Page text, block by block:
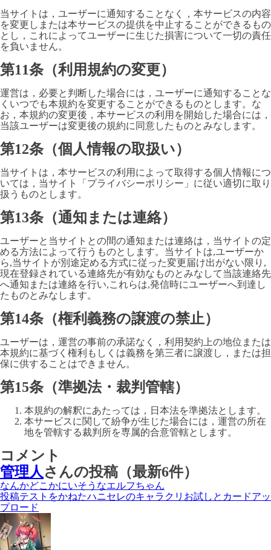
当サイトは，ユーザーに通知することなく，本サービスの内容
を変更しまたは本サービスの提供を中止することができるもの
とし，これによってユーザーに生じた損害について一切の責任
を負いません。
第11条（利用規約の変更）
運営は，必要と判断した場合には，ユーザーに通知することな
くいつでも本規約を変更することができるものとします。な
お，本規約の変更後，本サービスの利用を開始した場合には，
当該ユーザーは変更後の規約に同意したものとみなします。
第12条（個人情報の取扱い）
当サイトは，本サービスの利用によって取得する個人情報につ
いては，当サイト「プライバシーポリシー」に従い適切に取り
扱うものとします。
第13条（通知または連絡）
ユーザーと当サイトとの間の通知または連絡は，当サイトの定
める方法によって行うものとします。当サイトは,ユーザーか
ら,当サイトが別途定める方式に従った変更届け出がない限り,
現在登録されている連絡先が有効なものとみなして当該連絡先
へ通知または連絡を行い,これらは,発信時にユーザーへ到達し
たものとみなします。
第14条（権利義務の譲渡の禁止）
ユーザーは，運営の事前の承諾なく，利用契約上の地位または
本規約に基づく権利もしくは義務を第三者に譲渡し，または担
保に供することはできません。
第15条（準拠法・裁判管轄）
本規約の解釈にあたっては，日本法を準拠法とします。
本サービスに関して紛争が生じた場合には，運営の所在
地を管轄する裁判所を専属的合意管轄とします。
コメント
管理人 さんの投稿（最新6件）
なんかどこかにいそうなエルフちゃん
投稿テストをかねたハニセレのキャラクリお試しとカードアッ
プロード